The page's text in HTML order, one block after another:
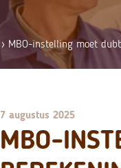
› MBO-instelling moet
7 augustus 2025
MBO-